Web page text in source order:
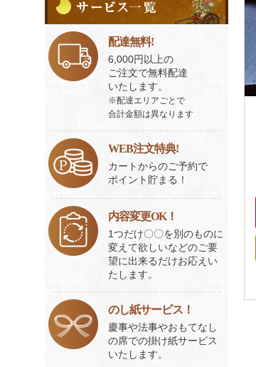
ー
ビ
ス
一
覧
配達無料!
6,000円以上の
ご注文で無料配達
いたします。
※配達エリアごとで
合計金額は異なります
WEB注文特典!
カートからのご予約で
ポイント貯まる！
内容変更OK！
1つだけ〇〇を別のものに
変えて欲しいなどのご要
望に出来るだけお応えい
たします。
のし紙サービス！
慶事や法事やおもてなし
の席での掛け紙サービス
いたします。